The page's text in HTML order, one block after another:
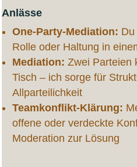
Anlässe
One-Party-Mediation:
Rolle oder Haltung in
Mediation: Zwei Parteien
Tisch – ich sorge für
Allparteilichkeit
Teamkonflikt-Klärung:
offene oder verdeckte
Moderation zur Lösung